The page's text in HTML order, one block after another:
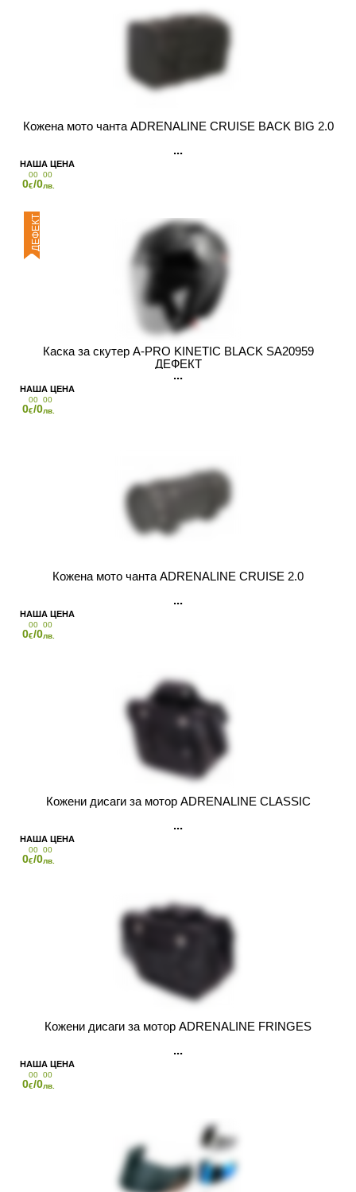
Кожена мото чанта ADRENALINE CRUISE BACK BIG 2.0
0
00
€/0
00
лв.
ДЕФЕКТ
Каска за скутер A-PRO KINETIC BLACK SA20959
ДЕФЕКТ
0
00
€/0
00
лв.
Кожена мото чанта ADRENALINE CRUISE 2.0
0
00
€/0
00
лв.
Кожени дисаги за мотор ADRENALINE CLASSIC
0
00
€/0
00
лв.
Кожени дисаги за мотор ADRENALINE FRINGES
0
00
€/0
00
лв.